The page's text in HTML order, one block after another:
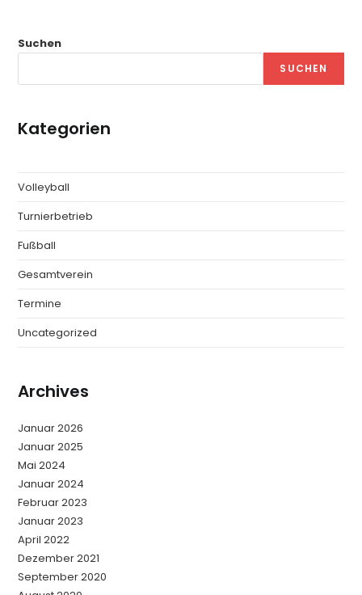
Suchen
SUCHEN
Kategorien
Volleyball
Turnierbetrieb
Fußball
Gesamtverein
Termine
Uncategorized
Archives
Januar 2026
Januar 2025
Mai 2024
Januar 2024
Februar 2023
Januar 2023
April 2022
Dezember 2021
September 2020